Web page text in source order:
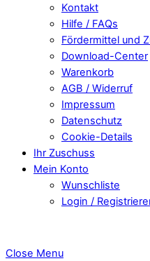
Kontakt
Hilfe / FAQs
Fördermittel und
Download-Center
Warenkorb
AGB / Widerruf
Impressum
Datenschutz
Cookie-Details
Ihr Zuschuss
Mein Konto
Wunschliste
Login /
Close Menu